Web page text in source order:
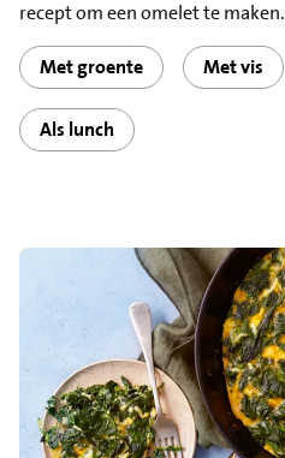
recept om een omelet te maken.
Met groente Met vis
Als lunch